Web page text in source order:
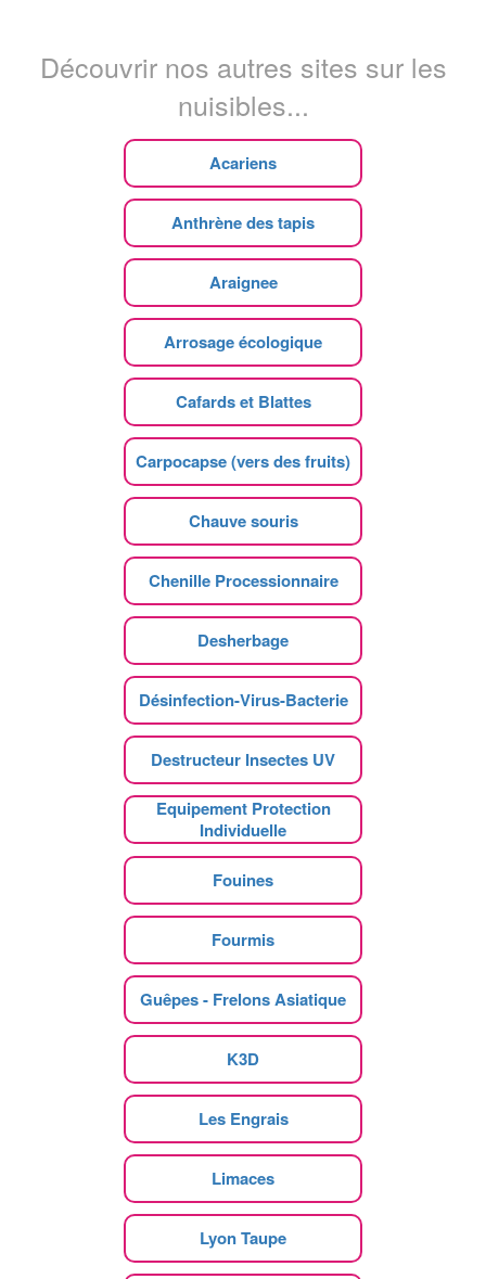
Découvrir nos autres sites sur les
nuisibles...
Acariens
Anthrène des tapis
Araignee
Arrosage écologique
Cafards et Blattes
Carpocapse (vers des fruits)
Chauve souris
Chenille Processionnaire
Desherbage
Désinfection-Virus-Bacterie
Destructeur Insectes UV
Equipement Protection
Individuelle
Fouines
Fourmis
Guêpes - Frelons Asiatique
K3D
Les Engrais
Limaces
Lyon Taupe